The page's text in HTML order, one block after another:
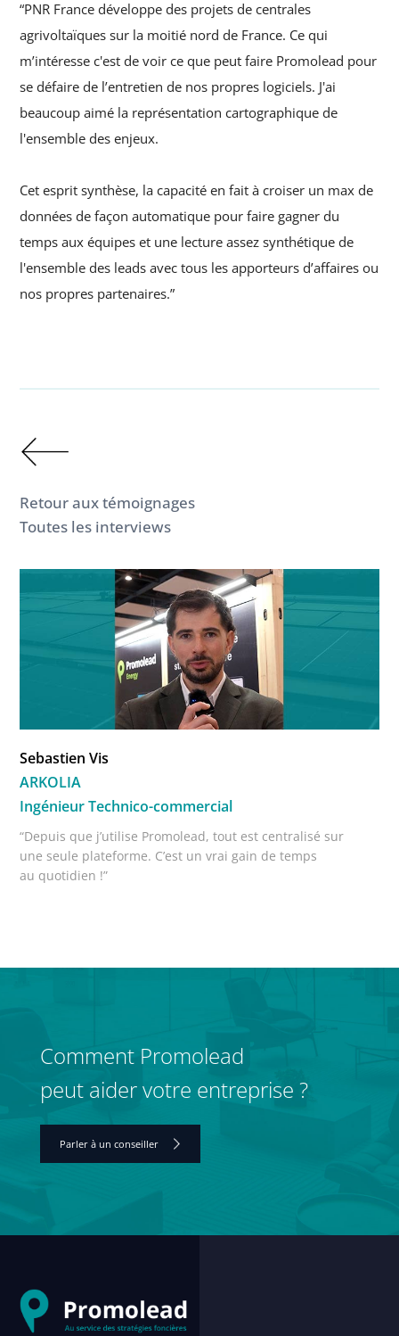
“PNR France développe des projets de centrales
agrivoltaïques sur la moitié nord de France. Ce qui
m’intéresse c'est de voir ce que peut faire Promolead pour
se défaire de l’entretien de nos propres logiciels. J'ai
beaucoup aimé la représentation cartographique de
l'ensemble des enjeux.
Cet esprit synthèse, la capacité en fait à croiser un max de
données de façon automatique pour faire gagner du
temps aux équipes et une lecture assez synthétique de
l'ensemble des leads avec tous les apporteurs d’affaires ou
nos propres partenaires.”
Retour aux témoignages
Toutes les interviews
Sebastien Vis
ARKOLIA
Ingénieur Technico-commercial
“Depuis que j’utilise Promolead, tout est centralisé sur
une seule plateforme. C’est un vrai gain de temps
au quotidien !”
Comment Promolead
peut aider votre entreprise ?
Parler à un conseiller